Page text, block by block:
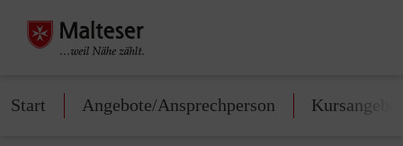
Start Angebote/Ansprechperson Kursangebot